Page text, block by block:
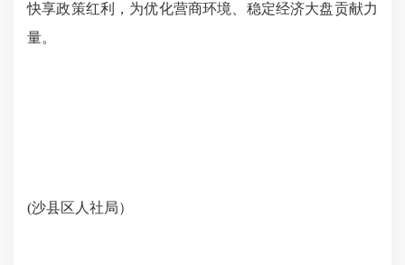
快享政策红利，为优化营商环境、稳定经济大盘贡献力
量。
(沙县区人社局）